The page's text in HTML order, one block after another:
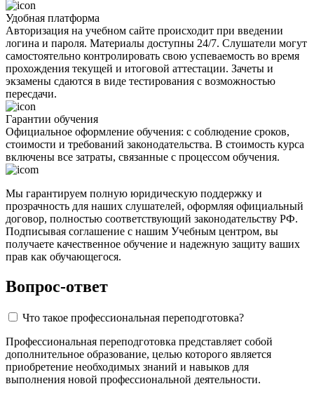
Удобная платформа
Авторизация на учебном сайте происходит при введении
логина и пароля. Материалы доступны 24/7. Слушатели могут
самостоятельно контролировать свою успеваемость во время
прохождения текущей и итоговой аттестации. Зачеты и
экзамены сдаются в виде тестирования с возможностью
пересдачи.
Гарантии обучения
Официальное оформление обучения: с соблюдение сроков,
стоимости и требований законодательства. В стоимость курса
включены все затраты, связанные с процессом обучения.
Мы гарантируем полную юридическую поддержку и
прозрачность для наших слушателей, оформляя официальный
договор, полностью соответствующий законодательству РФ.
Подписывая соглашение с нашим Учебным центром, вы
получаете качественное обучение и надежную защиту ваших
прав как обучающегося.
Вопрос-ответ
Что такое профессиональная переподготовка?
Профессиональная переподготовка представляет собой
дополнительное образование, целью которого является
приобретение необходимых знаний и навыков для
выполнения новой профессиональной деятельности.